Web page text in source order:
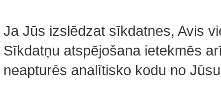
Ja Jūs izslēdzat sīkdatnes, Avis
Sīkdatņu atspējošana ietekmēs
neapturēs analītisko kodu no